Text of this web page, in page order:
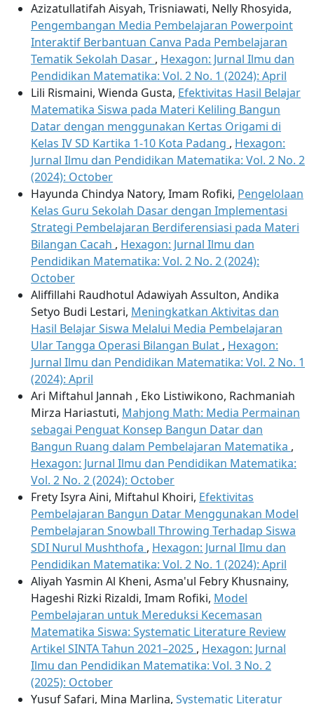
Azizatullatifah Aisyah, Trisniawati, Nelly Rhosyida,
Pengembangan Media Pembelajaran Powerpoint
Interaktif Berbantuan Canva Pada Pembelajaran
Tematik Sekolah Dasar , Hexagon: Jurnal Ilmu dan
Pendidikan Matematika: Vol. 2 No. 1 (2024): April
Lili Rismaini, Wienda Gusta, Efektivitas Hasil Belajar
Matematika Siswa pada Materi Keliling Bangun
Datar dengan menggunakan Kertas Origami di
Kelas IV SD Kartika 1-10 Kota Padang , Hexagon:
Jurnal Ilmu dan Pendidikan Matematika: Vol. 2 No. 2
(2024): October
Hayunda Chindya Natory, Imam Rofiki, Pengelolaan
Kelas Guru Sekolah Dasar dengan Implementasi
Strategi Pembelajaran Berdiferensiasi pada Materi
Bilangan Cacah , Hexagon: Jurnal Ilmu dan
Pendidikan Matematika: Vol. 2 No. 2 (2024):
October
Aliffillahi Raudhotul Adawiyah Assulton, Andika
Setyo Budi Lestari, Meningkatkan Aktivitas dan
Hasil Belajar Siswa Melalui Media Pembelajaran
Ular Tangga Operasi Bilangan Bulat , Hexagon:
Jurnal Ilmu dan Pendidikan Matematika: Vol. 2 No. 1
(2024): April
Ari Miftahul Jannah , Eko Listiwikono, Rachmaniah
Mirza Hariastuti, Mahjong Math: Media Permainan
sebagai Penguat Konsep Bangun Datar dan
Bangun Ruang dalam Pembelajaran Matematika ,
Hexagon: Jurnal Ilmu dan Pendidikan Matematika:
Vol. 2 No. 2 (2024): October
Frety Isyra Aini, Miftahul Khoiri, Efektivitas
Pembelajaran Bangun Datar Menggunakan Model
Pembelajaran Snowball Throwing Terhadap Siswa
SDI Nurul Mushthofa , Hexagon: Jurnal Ilmu dan
Pendidikan Matematika: Vol. 2 No. 1 (2024): April
Aliyah Yasmin Al Kheni, Asma'ul Febry Khusnainy,
Hageshi Rizki Rizaldi, Imam Rofiki, Model
Pembelajaran untuk Mereduksi Kecemasan
Matematika Siswa: Systematic Literature Review
Artikel SINTA Tahun 2021–2025 , Hexagon: Jurnal
Ilmu dan Pendidikan Matematika: Vol. 3 No. 2
(2025): October
Yusuf Safari, Mina Marlina, Systematic Literatur